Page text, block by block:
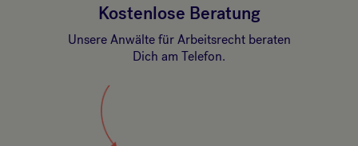
Kostenlose Beratung
Unsere Anwälte für Arbeitsrecht beraten
Dich am Telefon.